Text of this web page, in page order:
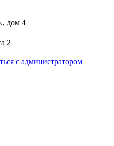
дом 4
2
с администратором